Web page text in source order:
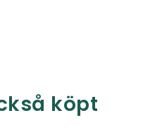
köpt